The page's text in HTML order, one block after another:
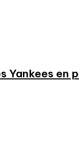
Yankees en